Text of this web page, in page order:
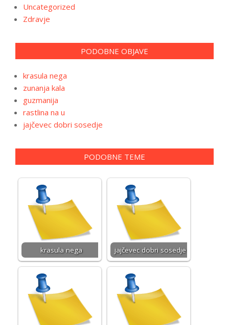
Uncategorized
Zdravje
PODOBNE OBJAVE
krasula nega
zunanja kala
guzmanija
rastlina na u
jajčevec dobri sosedje
PODOBNE TEME
krasula nega jajčevec dobri sosedje